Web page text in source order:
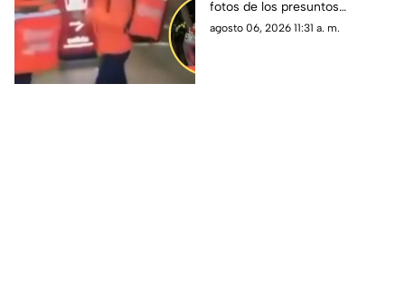
Gastélum; esto se sabe
fotos de los presuntos
asesinos del influencer y
agosto 06, 2026 11:31 a. m.